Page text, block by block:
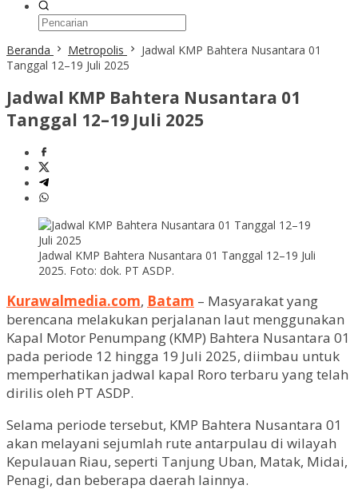
Beranda Metropolis
Jadwal KMP Bahtera Nusantara 01
Tanggal 12–19 Juli 2025
Jadwal KMP Bahtera Nusantara 01
Tanggal 12–19 Juli 2025
Jadwal KMP Bahtera Nusantara 01 Tanggal 12–19 Juli
2025. Foto: dok. PT ASDP.
Kurawalmedia.com, Batam – Masyarakat yang
berencana melakukan perjalanan laut menggunakan
Kapal Motor Penumpang (KMP) Bahtera Nusantara 01
pada periode 12 hingga 19 Juli 2025, diimbau untuk
memperhatikan jadwal kapal Roro terbaru yang telah
dirilis oleh PT ASDP.
Selama periode tersebut, KMP Bahtera Nusantara 01
akan melayani sejumlah rute antarpulau di wilayah
Kepulauan Riau, seperti Tanjung Uban, Matak, Midai,
Penagi, dan beberapa daerah lainnya.